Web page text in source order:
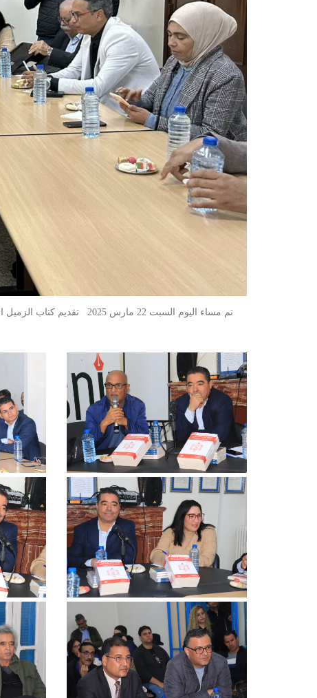
تم مساء اليوم السبت 22 مارس 2025 تقديم كتاب الزميل الصحفي طارق السعيدي بعنوان “الاتحاد العام لطلبة تونس .. صفحات من تاريخ الصراع والنضال والاستقلالية” بمقر النقابة.